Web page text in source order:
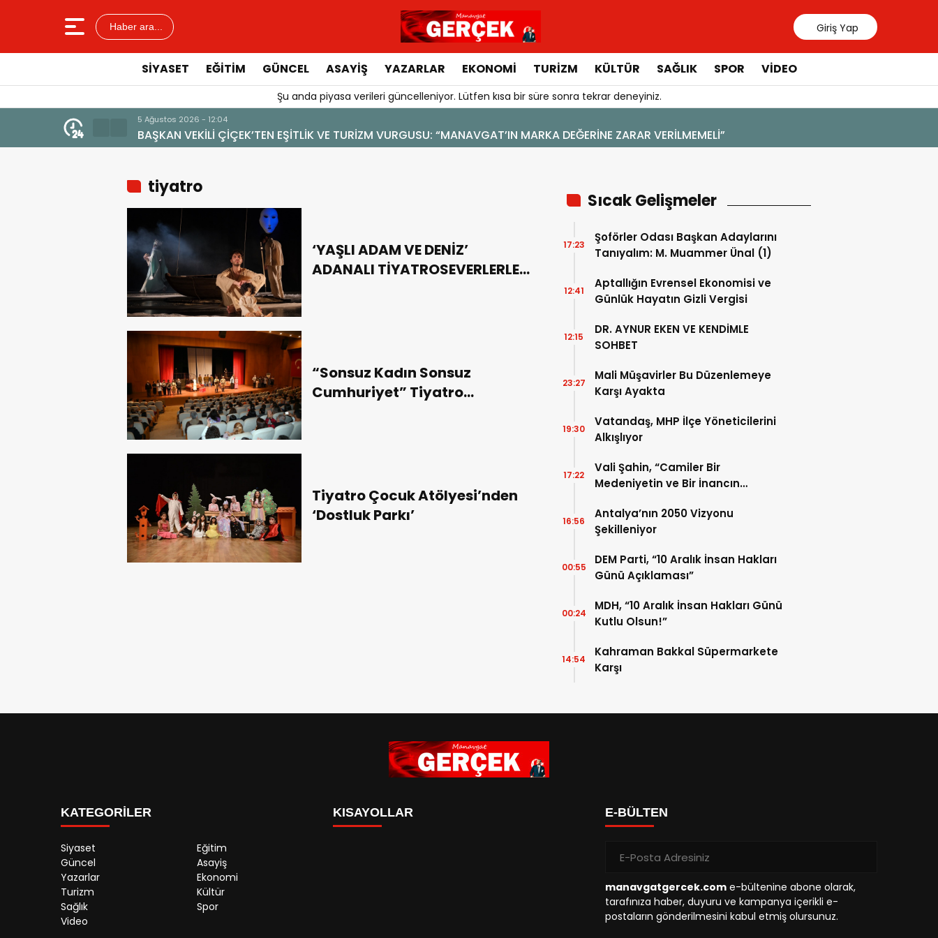
Haber ara... Giriş Yap
SIYASET EĞITIM GÜNCEL ASAYIŞ YAZARLAR EKONOMI TURIZM KÜLTÜR SAĞLIK SPOR VIDEO
Şu anda piyasa verileri güncelleniyor. Lütfen kısa bir süre sonra tekrar deneyiniz.
4 Ağustos 2026 - 19:47
YENİ BİR DİN: SOSYAL MEDYA
tiyatro
‘YAŞLI ADAM VE DENİZ’
ADANALI TİYATROSEVERLERLE
“Sonsuz Kadın Sonsuz
Cumhuriyet” Tiyatro
Tiyatro Çocuk Atölyesi’nden
‘Dostluk Parkı’
Sıcak Gelişmeler
Şoförler Odası Başkan Adaylarını
Tanıyalım: M. Muammer Ünal (1)
17:23
Aptallığın Evrensel Ekonomisi ve
Günlük Hayatın Gizli Vergisi
12:41
DR. AYNUR EKEN VE KENDİMLE
SOHBET
12:15
Mali Müşavirler Bu Düzenlemeye
Karşı Ayakta
23:27
Vatandaş, MHP İlçe Yöneticilerini
Alkışlıyor
19:30
Vali Şahin, “Camiler Bir
Medeniyetin ve Bir İnancın
17:22
Antalya’nın 2050 Vizyonu
Şekilleniyor
16:56
DEM Parti, “10 Aralık İnsan Hakları
Günü Açıklaması”
00:55
MDH, “10 Aralık İnsan Hakları Günü
Kutlu Olsun!”
00:24
Kahraman Bakkal Süpermarkete
Karşı
14:54
KATEGORİLER
Siyaset
Eğitim
Güncel
Asayiş
Yazarlar
Ekonomi
Turizm
Kültür
Sağlık
Spor
Video
KISAYOLLAR E-BÜLTEN
manavgatgercek.com e-bültenine abone olarak,
tarafınıza haber, duyuru ve kampanya içerikli e-
postaların gönderilmesini kabul etmiş olursunuz.